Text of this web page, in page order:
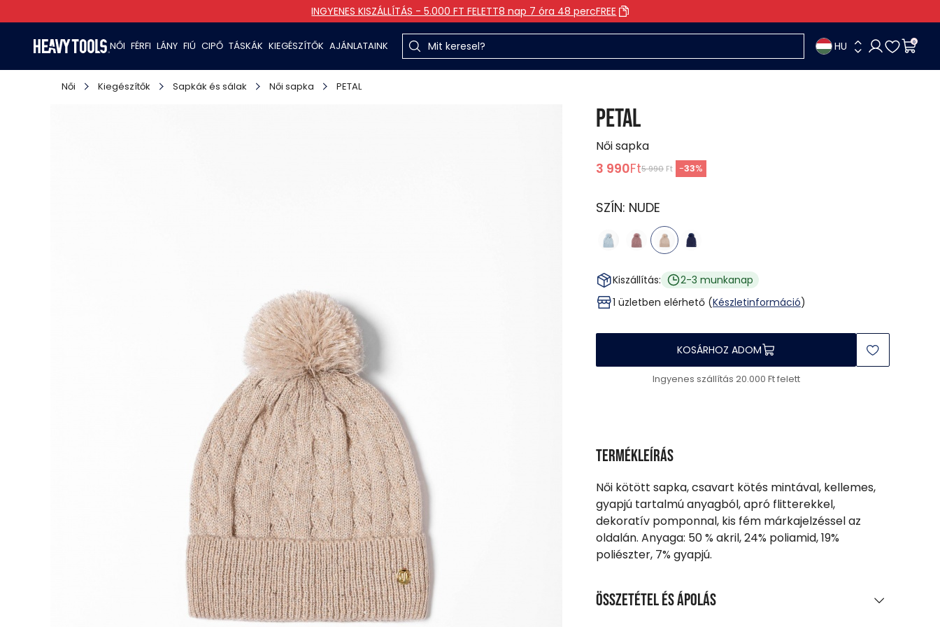
INGYENES KISZÁLLÍTÁS - 5.000 FT FELETT8 nap 7 óra 48 percFREE
NŐI FÉRFI LÁNY FIÚ CIPŐ TÁSKÁK KIEGÉSZÍTŐK AJÁNLATAINK HU 0
Női Kiegészítők Sapkák és sálak Női sapka PETAL
PETAL
Női sapka
3 990Ft5 990 Ft -33%
SZÍN: NUDE
Kiszállítás:
2-3 munkanap
1 üzletben elérhető (Készletinformáció)
KOSÁRHOZ ADOM
Ingyenes szállítás 20.000 Ft felett
Termékleírás
Női kötött sapka, csavart kötés mintával, kellemes,
gyapjú tartalmú anyagból, apró flitterekkel,
dekoratív pomponnal, kis fém márkajelzéssel az
oldalán. Anyaga: 50 % akril, 24% poliamid, 19%
poliészter, 7% gyapjú.
Összetétel és ápolás